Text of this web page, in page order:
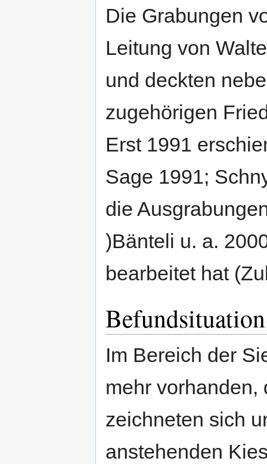
Die Grabungen
Leitung von
und deckten
zugehörigen
Erst 1991
Sage 1991;
die
)Bänteli u. a.
bearbeitet hat
Befundsituation
Im Bereich der
mehr vorhanden,
zeichneten sich
anstehenden